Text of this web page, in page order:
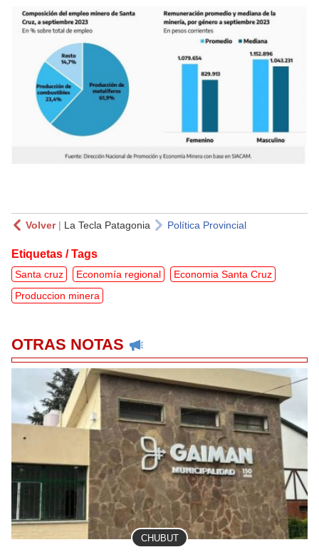
Volver| La Tecla Patagonia Política Provincial
Etiquetas / Tags
Santa cruz Economía regional
Economia Santa Cruz
Produccion minera
OTRAS NOTAS
CHUBUT